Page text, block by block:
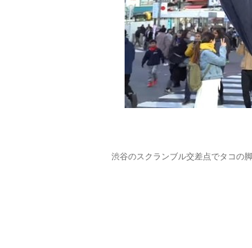
渋谷のスクランブル交差点でタコの